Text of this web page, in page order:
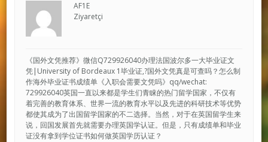
AF1E
Ziyaretçi
《国外文凭推荐》微信Q729926040办理法国波尔多一大毕业证文
凭|University of Bordeaux 1毕业证,?国外文凭真是可查吗？怎么制
作海外毕业证书成绩单《入职会需要文凭吗》qq/wechat:
729926040英国一直以来都是学生们青睐的热门留学国家，不仅有
着完善的教育体系、世界一流的教育水平以及先进的科研技术等优势
都使其成为了出国留学国家的不二选择。当然，对于在英国留学生来
说，回国发展首先就需要办理英国学认证。但是，只有成绩单和毕业
证没有拿到学位证书如何做英国学历认证？